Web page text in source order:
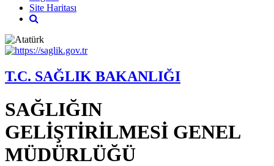
Site Haritası
T.C. SAĞLIK BAKANLIĞI
SAĞLIĞIN
GELİŞTİRİLMESİ GENEL
MÜDÜRLÜĞÜ